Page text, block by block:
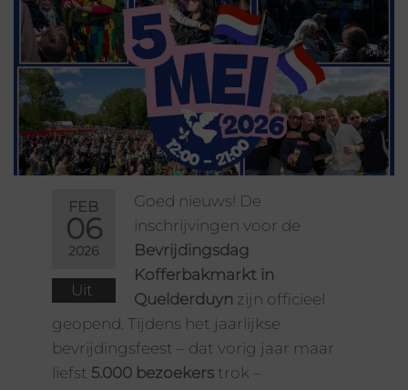
FEB
06
2026
Uit
Goed nieuws! De
inschrijvingen voor de
Bevrijdingsdag
Kofferbakmarkt in
Quelderduyn zijn officieel
geopend. Tijdens het jaarlijkse
bevrijdingsfeest – dat vorig jaar maar
liefst 5.000 bezoekerstrok –